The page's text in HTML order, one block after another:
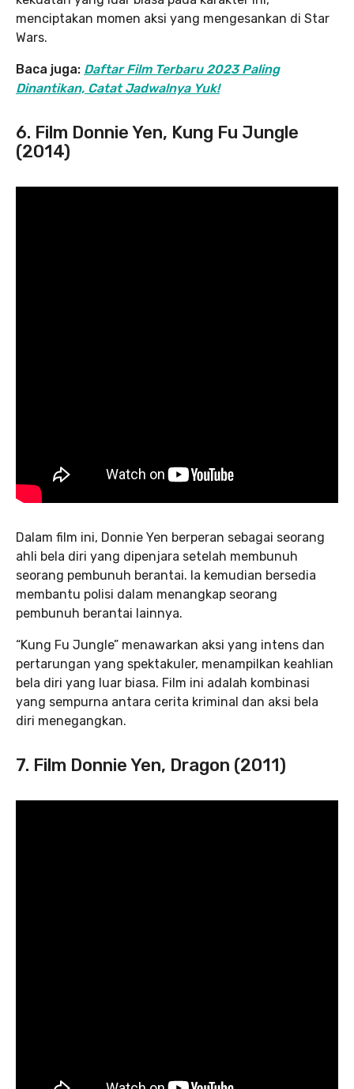
menciptakan momen aksi yang mengesankan di Star
Wars.
Baca juga: Daftar Film Terbaru 2023 Paling
Dinantikan, Catat Jadwalnya Yuk!
6. Film Donnie Yen, Kung Fu Jungle
(2014)
Dalam film ini, Donnie Yen berperan sebagai seorang
ahli bela diri yang dipenjara setelah membunuh
seorang pembunuh berantai. Ia kemudian bersedia
membantu polisi dalam menangkap seorang
pembunuh berantai lainnya.
“Kung Fu Jungle” menawarkan aksi yang intens dan
pertarungan yang spektakuler, menampilkan keahlian
bela diri yang luar biasa. Film ini adalah kombinasi
yang sempurna antara cerita kriminal dan aksi bela
diri menegangkan.
7. Film Donnie Yen, Dragon (2011)